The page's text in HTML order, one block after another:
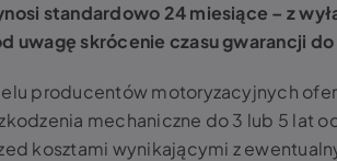
standardowo 24 miesiące – z
uwagę skrócenie czasu gwarancji
producentów motoryzacyjnych
mechaniczne do 3 lub 5 lat
kosztami wynikającymi z